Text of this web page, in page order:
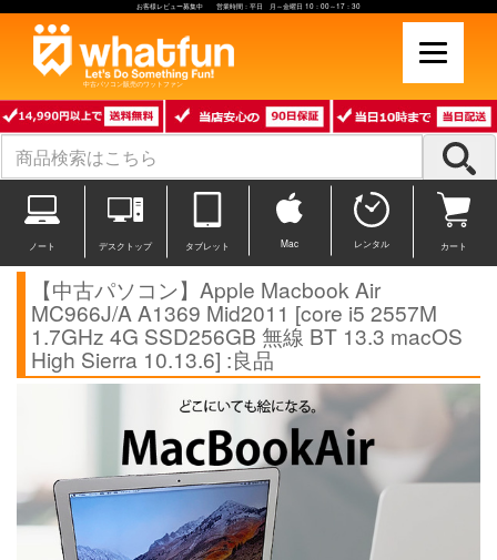
お客様レビュー募集中 営業時間：平日 月～金曜日 10：00～17：30
中古パソコン販売のワットファン
ノート デスクトップ タブレット Mac レンタル カート
【中古パソコン】Apple Macbook Air
MC966J/A A1369 Mid2011 [core i5 2557M
1.7GHz 4G SSD256GB 無線 BT 13.3 macOS
High Sierra 10.13.6] :良品